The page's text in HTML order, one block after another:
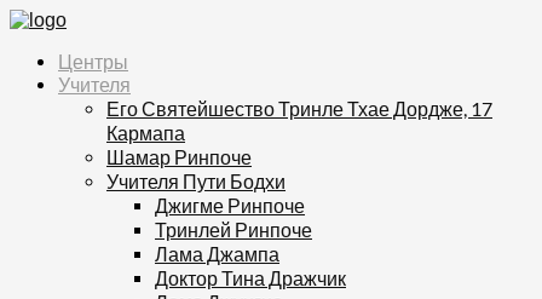
Центры
Учителя
Его Святейшество Тринле Тхае Дордже, 17
Кармапа
Шамар Ринпоче
Учителя Пути Бодхи
Джигме Ринпоче
Тринлей Ринпоче
Лама Джампа
Доктор Тина Дражчик